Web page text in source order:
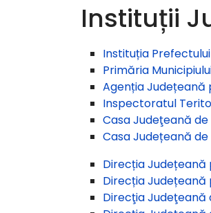
Instituții
Instituția
Primăria
Agenția Județeană
Inspectoratul
Casa Judeţeană
Casa Județeană de
Direcția Județeană
Direcția Județeană
Direcţia Judeţeană